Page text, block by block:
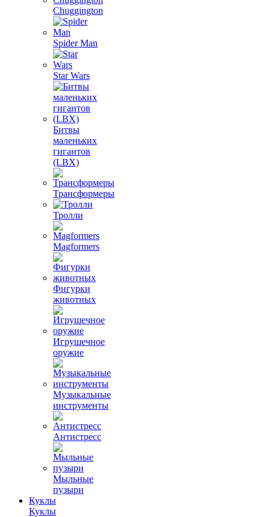
Chuggington
Spider Man
Star Wars
Битвы
маленьких
гигантов
(LBX)
Трансформеры
Тролли
Magformers
Фигурки
животных
Игрушечное
оружие
Музыкальные
инструменты
Антистресс
Мыльные
пузыри
Куклы
Куклы